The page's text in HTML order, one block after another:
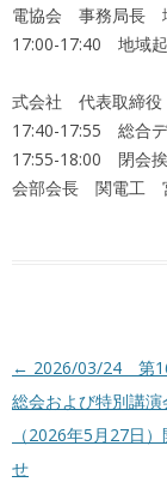
電協会 事務局長
17:00-17:40 地域
式会社 代表取締
17:40-17:55 総合
17:55-
会部会長 関電工
投稿ナビゲーション
← 2026/03/24 第
総会および特別講
（2026年5月27日
せ